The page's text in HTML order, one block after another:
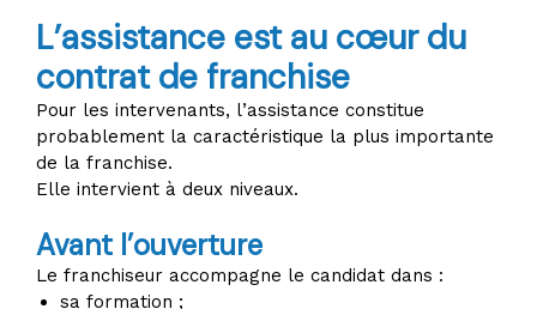
L’assistance est au cœur du
contrat de franchise
Pour les intervenants, l’assistance constitue
probablement la caractéristique la plus importante
de la franchise.
Elle intervient à deux niveaux.
Avant l’ouverture
Le franchiseur accompagne le candidat dans :
sa formation ;